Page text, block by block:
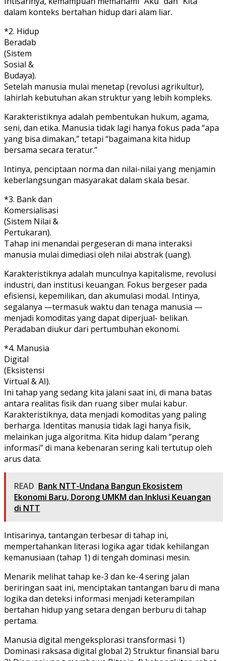
dalam konteks bertahan hidup dari alam liar.
*2. Hidup
Beradab
(Sistem
Sosial &
Budaya).
Setelah manusia mulai menetap (revolusi agrikultur),
lahirlah kebutuhan akan struktur yang lebih kompleks.
Karakteristiknya adalah pembentukan hukum, agama,
seni, dan etika. Manusia tidak lagi hanya fokus pada “apa
yang bisa dimakan,” tetapi “bagaimana kita hidup
bersama secara teratur.”
Intinya, penciptaan norma dan nilai-nilai yang menjamin
keberlangsungan masyarakat dalam skala besar.
*3. Bank dan
Komersialisasi
(Sistem Nilai &
Pertukaran).
Tahap ini menandai pergeseran di mana interaksi
manusia mulai dimediasi oleh nilai abstrak (uang).
Karakteristiknya adalah munculnya kapitalisme, revolusi
industri, dan institusi keuangan. Fokus bergeser pada
efisiensi, kepemilikan, dan akumulasi modal. Intinya,
segalanya —termasuk waktu dan tenaga manusia —
menjadi komoditas yang dapat diperjual- belikan.
Peradaban diukur dari pertumbuhan ekonomi.
*4. Manusia
Digital
(Eksistensi
Virtual & AI).
Ini tahap yang sedang kita jalani saat ini, di mana batas
antara realitas fisik dan ruang siber mulai kabur.
Karakteristiknya, data menjadi komoditas yang paling
berharga. Identitas manusia tidak lagi hanya fisik,
melainkan juga algoritma. Kita hidup dalam “perang
informasi” di mana kebenaran sering kali tertutup oleh
arus data.
READ Bank NTT-Undana Bangun Ekosistem
Ekonomi Baru, Dorong UMKM dan Inklusi Keuangan
di NTT
Intisarinya, tantangan terbesar di tahap ini,
mempertahankan literasi logika agar tidak kehilangan
kemanusiaan (tahap 1) di tengah dominasi mesin.
Menarik melihat tahap ke-3 dan ke-4 sering jalan
beriringan saat ini, menciptakan tantangan baru di mana
logika dan deteksi informasi menjadi keterampilan
bertahan hidup yang setara dengan berburu di tahap
pertama.
Manusia digital mengeksplorasi transformasi 1)
Dominasi raksasa digital global 2) Struktur finansial baru